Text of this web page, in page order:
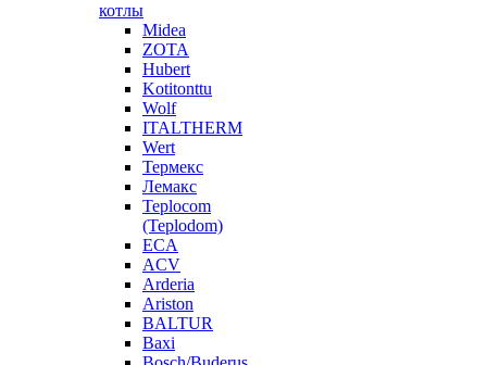
котлы
Midea
ZOTA
Hubert
Kotitonttu
Wolf
ITALTHERM
Wert
Термекс
Лемакс
Teplocom
(Teplodom)
ECA
ACV
Arderia
Ariston
BALTUR
Baxi